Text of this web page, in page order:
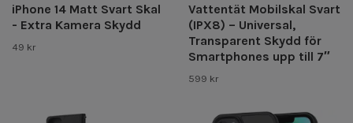
iPhone 14 Matt Svart Skal
- Extra Kamera Skydd
49 kr
Vattentät Mobilskal Svart
(IPX8) – Universal,
Transparent Skydd för
Smartphones upp till 7″
599 kr